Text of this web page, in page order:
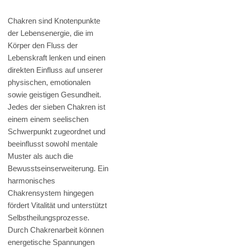
Chakren sind Knotenpunkte
der Lebensenergie, die im
Körper den Fluss der
Lebenskraft lenken und einen
direkten Einfluss auf unserer
physischen, emotionalen
sowie geistigen Gesundheit.
Jedes der sieben Chakren ist
einem einem seelischen
Schwerpunkt zugeordnet und
beeinflusst sowohl mentale
Muster als auch die
Bewusstseinserweiterung. Ein
harmonisches
Chakrensystem hingegen
fördert Vitalität und unterstützt
Selbstheilungsprozesse.
Durch Chakrenarbeit können
energetische Spannungen